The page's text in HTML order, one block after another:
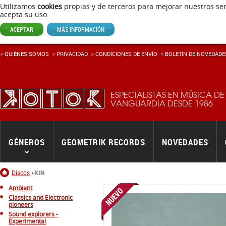
Utilizamos cookies propias y de terceros para mejorar nuestros
acepta su uso.
ACEPTAR MÁS INFORMACIÓN
ESPECIALISTAS EN MÚSICA DE
VANGUARDIA DESDE 1986
Inicio
Discos KIN
GÉNEROS GEOMETRIK RECORDS NOVEDADES
QUIÉNES SOMOS PRIVACIDAD CONDICIONES DE ENVÍ­O BOLETÍN DE
Ambient
Classics and Electronic
pioneers
Sound explorers -
Experimental